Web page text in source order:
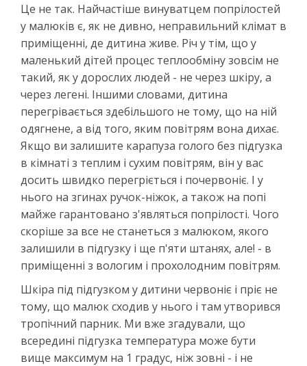
Це не так. Найчастіше винуватцем попрілостей
у малюків є, як не дивно, неправильний клімат в
приміщенні, де дитина живе. Річ у тім, що у
маленький дітей процес теплообміну зовсім не
такий, як у дорослих людей - не через шкіру, а
через легені. Іншими словами, дитина
перегрівається здебільшого не тому, що на ній
одягнене, а від того, яким повітрям вона дихає.
Якщо ви залишите карапуза голого без підгузка
в кімнаті з теплим і сухим повітрям, він у вас
досить швидко перегріється і почервоніє. І у
нього на згинах ручок-ніжок, а також на попі
майже гарантовано з'являться попрілості. Чого
скоріше за все не станеться з малюком, якого
залишили в підгузку і ще п'яти штанях, але! - в
приміщенні з вологим і прохолодним повітрям.
Шкіра під підгузком у дитини червоніє і пріє не
тому, що малюк сходив у нього і там утворився
тропічний парник. Ми вже згадували, що
всередині підгузка температура може бути
вище максимум на 1 градус, ніж зовні - і не